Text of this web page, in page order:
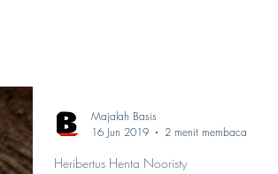
Heribertus Henta Nooristy
Majalah Basis
16 Jun 2019
2 menit membaca